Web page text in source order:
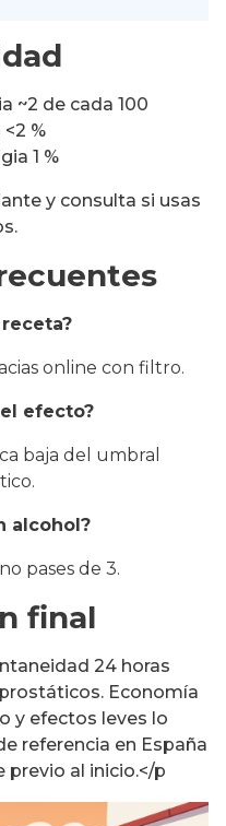
~2 de cada 100
%
1 %
y consulta si usas
online con filtro.
efecto?
baja del umbral
alcohol?
pases de 3.
final
24 horas
Economía
y efectos leves lo
referencia en España
previo al inicio.</p